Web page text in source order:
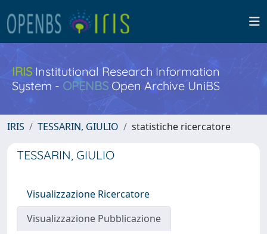
IRISInstitutional Research Information
System - OPENBS Open Archive UniBS
IRIS TESSARIN, GIULIO statistiche ricercatore
TESSARIN, GIULIO
Visualizzazione Ricercatore
Visualizzazione Pubblicazione